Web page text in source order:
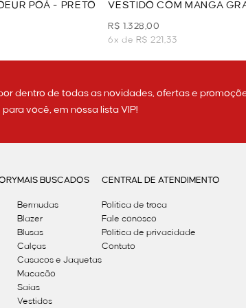
POÁ - PRETO
VESTIDO COM MANGA
PRETO
R$ 1.328,00
6x de R$ 221,33
dentro de todas as novidades, ofertas e
você, em nossa lista VIP!
MAIS BUSCADOS
Bermudas
Blazer
Blusas
Calças
Casacos e Jaquetas
Macacão
Saias
Vestidos
CENTRAL DE ATENDIMENTO
Política de troca
Fale conosco
Politica de privacidade
Contato